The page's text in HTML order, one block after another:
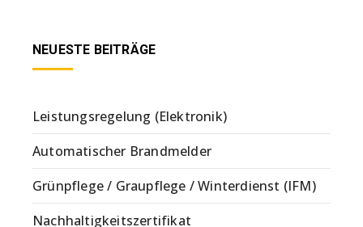
NEUESTE BEITRÄGE
Leistungsregelung (Elektronik)
Automatischer Brandmelder
Grünpflege / Graupflege / Winterdienst (IFM)
Nachhaltigkeitszertifikat